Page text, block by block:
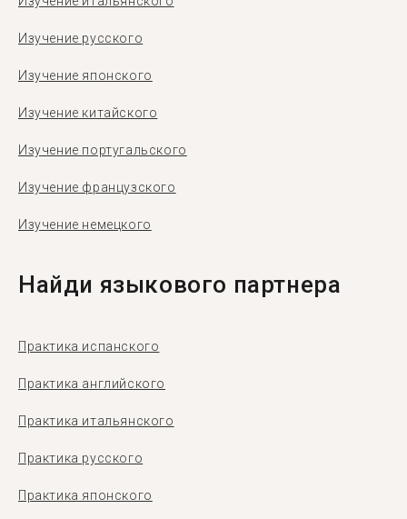
Изучение русского
Изучение японского
Изучение китайского
Изучение португальского
Изучение французского
Изучение немецкого
Найди языкового партнера
Практика испанского
Практика английского
Практика итальянского
Практика русского
Практика японского